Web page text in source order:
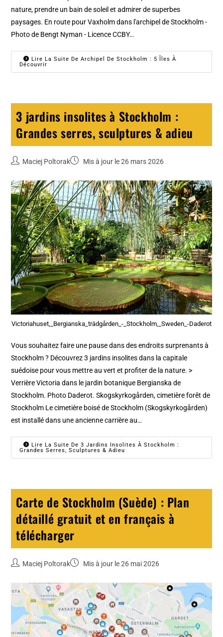
nature, prendre un bain de soleil et admirer de superbes
paysages. En route pour Vaxholm dans l'archipel de Stockholm -
Photo de Bengt Nyman - Licence CCBY…
Lire La Suite De Archipel De Stockholm : 5 Îles À
Découvrir
3 jardins insolites à Stockholm :
Grandes serres, sculptures & adieu
Maciej Poltorak Mis à jour le 26 mars 2026
Victoriahuset,_Bergianska_trädgården_-_Stockholm,_Sweden_-Daderot
Vous souhaitez faire une pause dans des endroits surprenants à
Stockholm ? Découvrez 3 jardins insolites dans la capitale
suédoise pour vous mettre au vert et profiter de la nature. >
Verrière Victoria dans le jardin botanique Bergianska de
Stockholm. Photo Daderot. Skogskyrkogården, cimetière forêt de
Stockholm Le cimetière boisé de Stockholm (Skogskyrkogården)
est installé dans une ancienne carrière au…
Lire La Suite De 3 Jardins Insolites À Stockholm :
Grandes Serres, Sculptures & Adieu
Carte de Stockholm (Suède) : Plan
détaillé gratuit et en français à
télécharger
Maciej Poltorak Mis à jour le 26 mai 2026